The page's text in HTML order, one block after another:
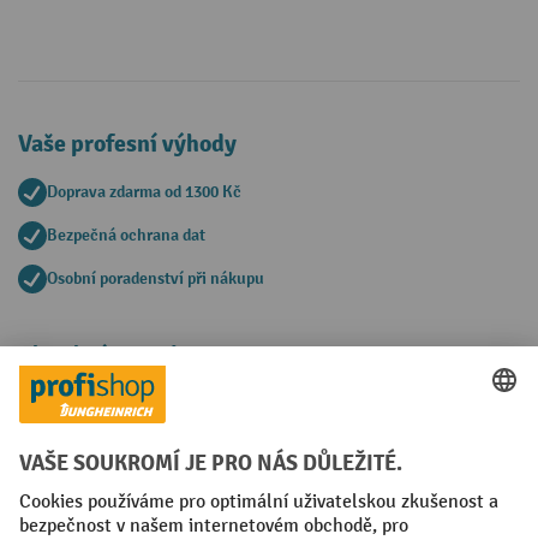
Vaše profesní výhody
Doprava zdarma od 1300 Kč
Bezpečná ochrana dat
Osobní poradenství při nákupu
Platební metody
Faktura
Sociální sítě